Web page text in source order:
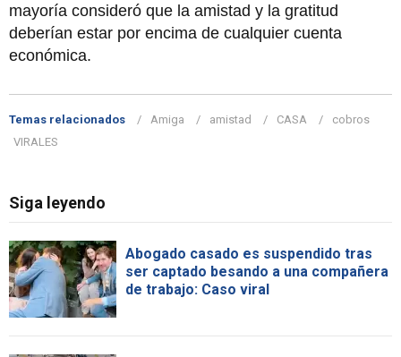
mayoría consideró que la amistad y la gratitud
deberían estar por encima de cualquier cuenta
económica.
Temas relacionados Amiga amistad CASA
cobros
VIRALES
Siga leyendo
Abogado casado es suspendido tras
ser captado besando a una compañera
de trabajo: Caso viral